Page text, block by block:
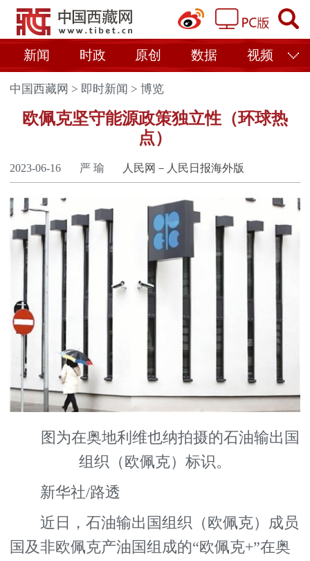
新闻 时政 原创 数据 视频
中国西藏网 > 即时新闻 >博览
欧佩克坚守能源政策独立性（环球热
点）
2023-06-16 严 瑜 人民网－人民日报海外版
图为在奥地利维也纳拍摄的石油输出国
组织（欧佩克）标识。
新华社/路透
近日，石油输出国组织（欧佩克）成员
国及非欧佩克产油国组成的“欧佩克+”在奥